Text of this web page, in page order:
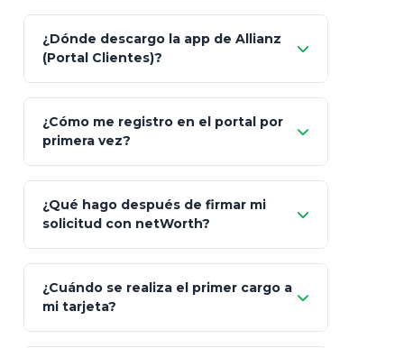
Característica netWorth (Certificado)
Fiscalidad Estrategia Art. 151 / 93
¿Dónde descargo la app de Allianz
(Portal Clientes)?
Client"
App Store (iOS) Google Play
¿Cómo me registro en el portal por
primera vez?
Bienvenida
"¿Aún no tienes cuenta?
Regístrate"
¿Qué hago después de firmar mi
solicitud con netWorth?
¿Cuándo se realiza el primer cargo a
mi tarjeta?